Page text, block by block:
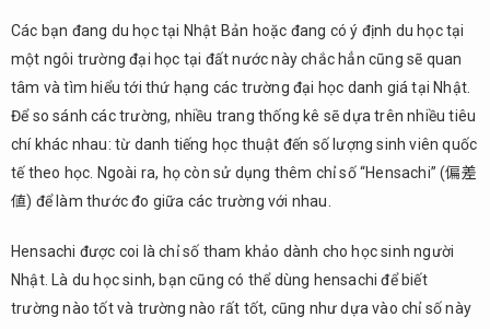
Các bạn đang du học tại Nhật Bản hoặc đang có ý định du học tại
một ngôi trường đại học tại đất nước này chắc hẳn cũng sẽ quan
tâm và tìm hiểu tới thứ hạng các trường đại học danh giá tại Nhật.
Để so sánh các trường, nhiều trang thống kê sẽ dựa trên nhiều tiêu
chí khác nhau: từ danh tiếng học thuật đến số lượng sinh viên quốc
tế theo học. Ngoài ra, họ còn sử dụng thêm chỉ số “Hensachi” (偏差
値) để làm thước đo giữa các trường với nhau.
Hensachi được coi là chỉ số tham khảo dành cho học sinh người
Nhật. Là du học sinh, bạn cũng có thể dùng hensachi để biết
trường nào tốt và trường nào rất tốt, cũng như dựa vào chỉ số này